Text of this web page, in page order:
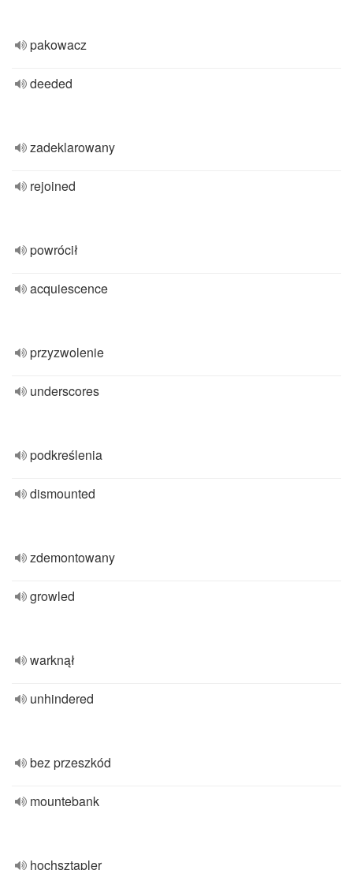
pakowacz
deeded
zadeklarowany
rejoined
powrócił
acquiescence
przyzwolenie
underscores
podkreślenia
dismounted
zdemontowany
growled
warknął
unhindered
bez przeszkód
mountebank
hochsztapler